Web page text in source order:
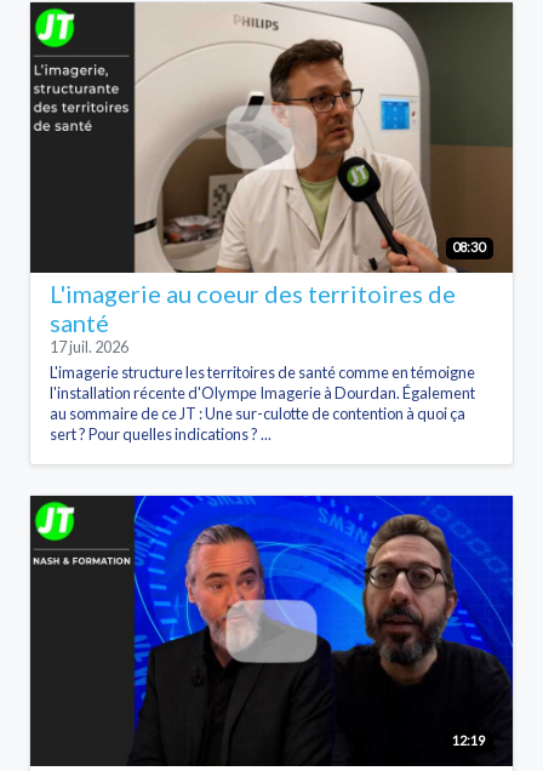
08:30
L'imagerie au coeur des territoires de
santé
17 juil. 2026
L'imagerie structure les territoires de santé comme en témoigne
l'installation récente d'Olympe Imagerie à Dourdan. Également
au sommaire de ce JT : Une sur-culotte de contention à quoi ça
sert ? Pour quelles indications ? ...
12:19